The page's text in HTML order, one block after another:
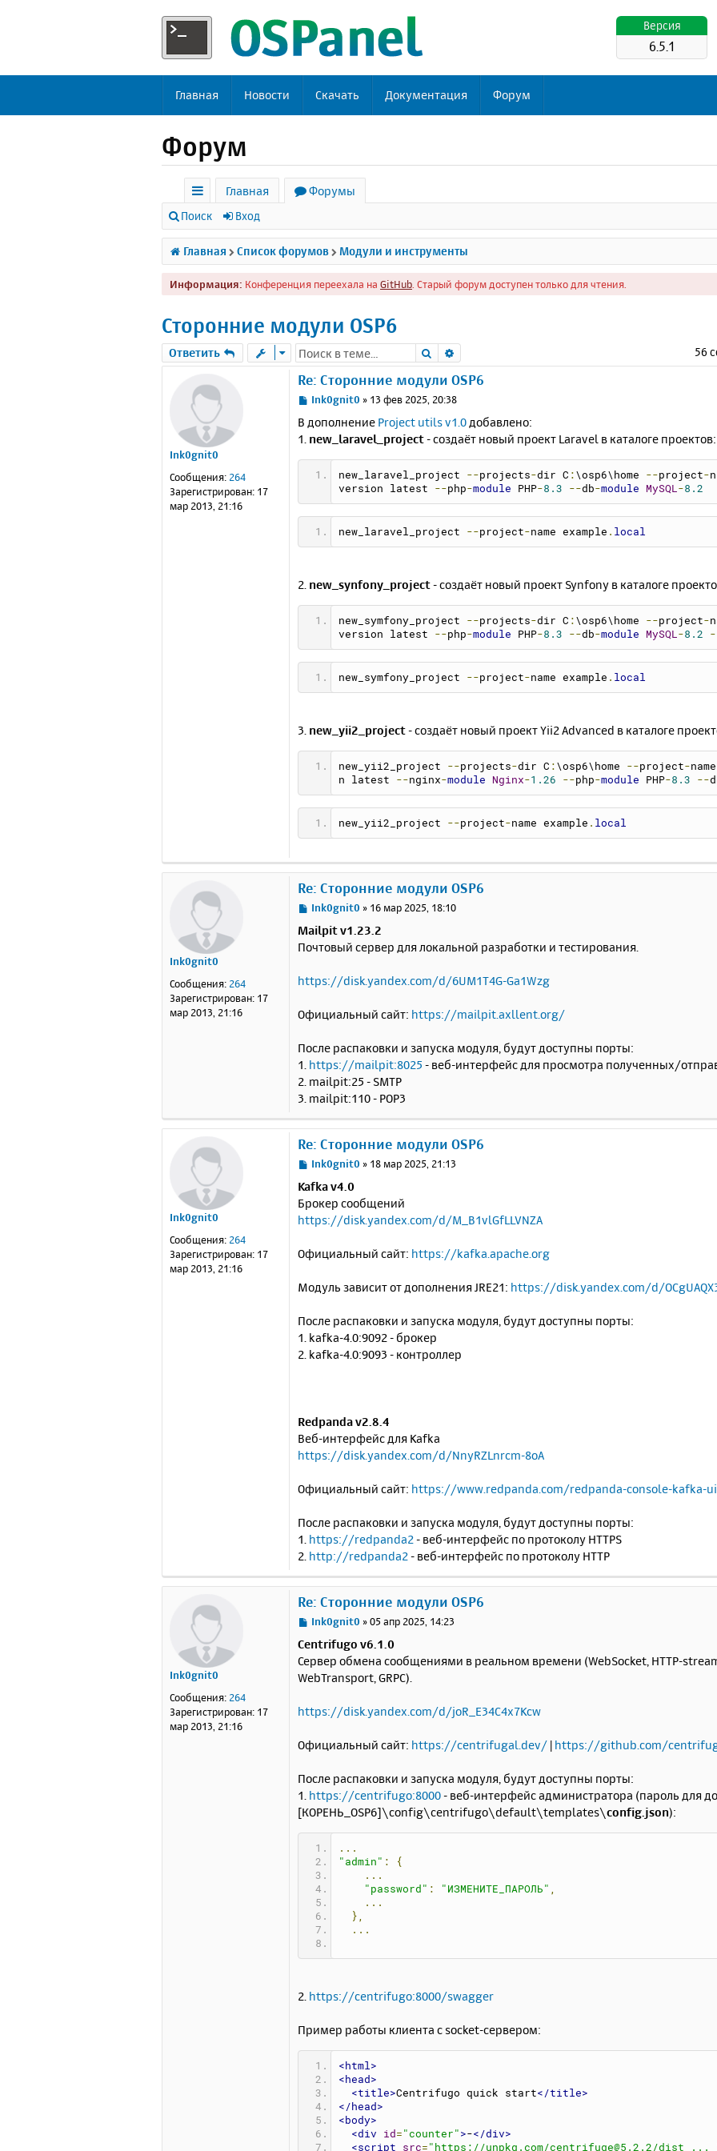
Версия
6.5.1
Главная Новости Скачать Документация Форум
Форум
с
ы
л
к
Главная
Форумы
Поиск Вход
Главная Список форумов Модули и инструменты
Информация: Конференция переехала на GitHub . Старый форум доступен только для чтения.
Сторонние модули OSP6
Ответить Поиск 56
Ink0gnit0
Сообщения: 264
Зарегистрирован: 17
мар 2013, 21:16
Re: Сторонние модули OSP6
С
о
б
е
Ink0gnit0 » 13 фев 2025, 20:38
В дополнение Project utils v1.0добавлено:
1. new_laravel_project- создаёт новый проект Laravel в каталоге проектов:
new_laravel_project --projects-dir C : \osp6\home --project-
version latest --php-module PHP-8.3 --db-module MySQL -8.2
new_laravel_project --project-name example . local
2. new_synfony_project- создаёт новый проект Synfony в каталоге
new_symfony_project --projects-dir C : \osp6\home --project-
version latest --php-module PHP-8.3 --db-module MySQL -8.2
new_symfony_project --project-name example . local
3. new_yii2_project- создаёт новый проект Yii2 Advanced в каталоге
new_yii2_project --projects-dir C : \osp6\home --project-
n latest --nginx-module Nginx-1.26 --php-module PHP-8.3 --
new_yii2_project --project-name example . local
Ink0gnit0
Сообщения: 264
Зарегистрирован: 17
мар 2013, 21:16
Re: Сторонние модули OSP6
С
о
б
е
и
е
Ink0gnit0 » 16 мар 2025, 18:10
Mailpit v1.23.2
Почтовый сервер для локальной разработки и тестирования.
https://disk.yandex.com/d/6UM1T4G-Ga1Wzg
Официальный сайт: https://mailpit.axllent.org/
После распаковки и запуска модуля, будут доступны порты:
1. https://mailpit:8025 - веб-интерфейс для просмотра полученных/
2. mailpit:25 - SMTP
3. mailpit:110 - POP3
Ink0gnit0
Сообщения: 264
Зарегистрирован: 17
мар 2013, 21:16
Re: Сторонние модули OSP6
С
о
б
щ
н
и
Ink0gnit0 » 18 мар 2025, 21:13
Kafka v4.0
Брокер сообщений
https://disk.yandex.com/d/M_B1vlGfLLVNZA
Официальный сайт: https://kafka.apache.org
Модуль зависит от дополнения JRE21: https://disk.yandex.com/d/
После распаковки и запуска модуля, будут доступны порты:
1. kafka-4.0:9092 - брокер
2. kafka-4.0:9093 - контроллер
Redpanda v2.8.4
Веб-интерфейс для Kafka
https://disk.yandex.com/d/NnyRZLnrcm-8oA
Официальный сайт: https://www.redpanda.com/redpanda-console-kafka-ui
После распаковки и запуска модуля, будут доступны порты:
1. https://redpanda2- веб-интерфейс по протоколу HTTPS
2. http://redpanda2- веб-интерфейс по протоколу HTTP
Ink0gnit0
Сообщения: 264
Зарегистрирован: 17
мар 2013, 21:16
Re: Сторонние модули OSP6
С
о
б
щ
н
Ink0gnit0 »05 апр 2025, 14:23
Centrifugo v6.1.0
Сервер обмена сообщениями в реальном времени (WebSocket, HTTP-
WebTransport, GRPC).
https://disk.yandex.com/d/joR_E34C4x7Kcw
Официальный сайт: https://centrifugal.dev/ | https://github.com/
После распаковки и запуска модуля, будут доступны порты:
1. https://centrifugo:8000- веб-интерфейс администратора (пароль для
[КОРЕНЬ_OSP6]\config\centrifugo\default\templates\config.json):
...
"admin" :
{
...
"password" : "ИЗМЕНИТЕ_ПАРОЛЬ"
...
},
...
2. https://centrifugo:8000/swagger
Пример работы клиента с socket-сервером:
<html>
<head>
<title>Centrifugo quick start</title>
</head>
<body>
<div
id = "counter" >-</div>
<script
src= " https://unpkg.com/centrifuge@5.2.2/dist ...